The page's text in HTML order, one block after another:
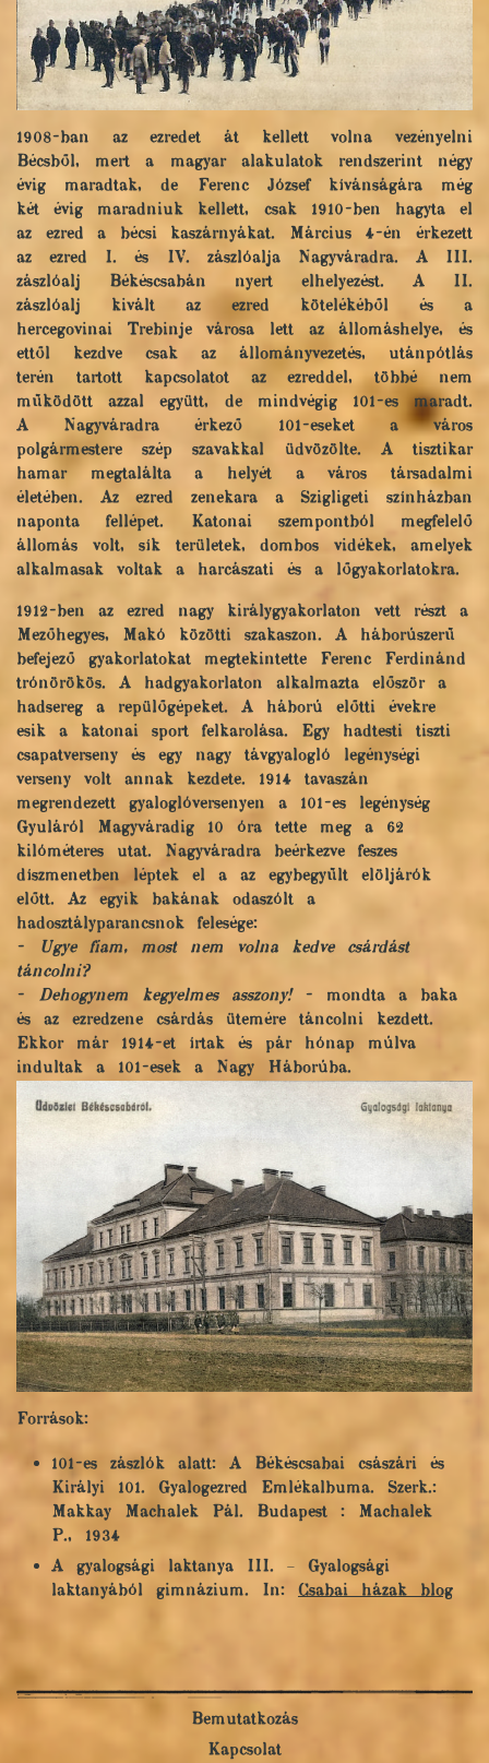
1908-ban az ezredet át kellett volna vezényelni
Bécsből, mert a magyar alakulatok rendszerint négy
évig maradtak, de Ferenc József kívánságára még
két évig maradniuk kellett, csak 1910-ben hagyta el
az ezred a bécsi kaszárnyákat. Március 4-én érkezett
az ezred I. és IV. zászlóalja Nagyváradra. A III.
zászlóalj Békéscsabán nyert elhelyezést. A II.
zászlóalj kivált az ezred kötelékéből és a
hercegovinai Trebinje városa lett az állomáshelye, és
ettől kezdve csak az állományvezetés, utánpótlás
terén tartott kapcsolatot az ezreddel, többé nem
működött azzal együtt, de mindvégig 101-es maradt.
A Nagyváradra érkező 101-eseket a város
polgármestere szép szavakkal üdvözölte. A tisztikar
hamar megtalálta a helyét a város társadalmi
életében. Az ezred zenekara a Szigligeti színházban
naponta fellépet. Katonai szempontból megfelelő
állomás volt, sík területek, dombos vidékek, amelyek
alkalmasak voltak a harcászati és a lőgyakorlatokra.
1912-ben az ezred nagy királygyakorlaton vett részt a
Mezőhegyes, Makó közötti szakaszon. A háborúszerű
befejező gyakorlatokat megtekintette Ferenc Ferdinánd
trónörökös. A hadgyakorlaton alkalmazta először a
hadsereg a repülőgépeket. A háború előtti évekre
esik a katonai sport felkarolása. Egy hadtesti tiszti
csapatverseny és egy nagy távgyalogló legénységi
verseny volt annak kezdete. 1914 tavaszán
megrendezett gyaloglóversenyen a 101-es legénység
Gyuláról Magyváradig 10 óra tette meg a 62
kilóméteres utat. Nagyváradra beérkezve feszes
díszmenetben léptek el a az egybegyűlt elöljárók
előtt. Az egyik bakának odaszólt a
hadosztályparancsnok felesége:
-
Ugye fiam, most nem volna kedve csárdást
táncolni?
- Dehogynem kegyelmes asszony!- mondta a baka
és az ezredzene csárdás ütemére táncolni kezdett.
Ekkor már 1914-et írtak és pár hónap múlva
indultak a 101-esek a Nagy Háborúba.
Források:
101-es zászlók alatt: A Békéscsabai császári és
Királyi 101. Gyalogezred Emlékalbuma. Szerk.:
Makkay Machalek Pál. Budapest : Machalek
P., 1934
A gyalogsági laktanya III. – Gyalogsági
laktanyából gimnázium. In: Csabai házak blog
Bemutatkozás
Kapcsolat